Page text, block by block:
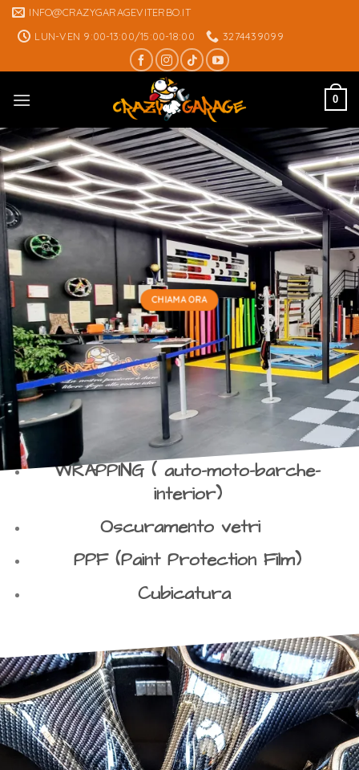
Skip INFO@CRAZYGARAGEVITERBO.IT
LUN-VEN 9:00-13:00/15:00-18:00
3274439099
0
CHIAMA ORA
WRAPPING ( auto-moto-barche-
interior)
Oscuramento vetri
PPF (Paint Protection Film)
Cubicatura